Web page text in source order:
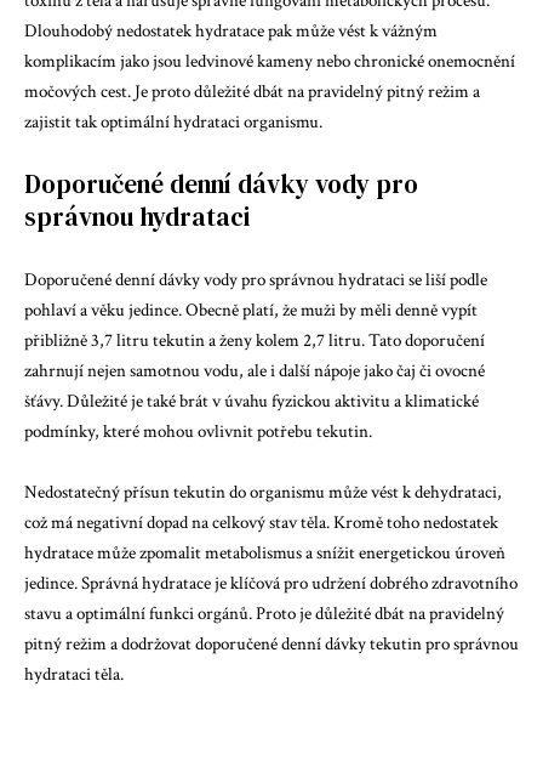
Dlouhodobý nedostatek hydratace pak může vést k vážným
komplikacím jako jsou ledvinové kameny nebo chronické onemocnění
močových cest. Je proto důležité dbát na pravidelný pitný režim a
zajistit tak optimální hydrataci organismu.
Doporučené denní dávky vody pro
správnou hydrataci
Doporučené denní dávky vody pro správnou hydrataci se liší podle
pohlaví a věku jedince. Obecně platí, že muži by měli denně vypít
přibližně 3,7 litru tekutin a ženy kolem 2,7 litru. Tato doporučení
zahrnují nejen samotnou vodu, ale i další nápoje jako čaj či ovocné
šťávy. Důležité je také brát v úvahu fyzickou aktivitu a klimatické
podmínky, které mohou ovlivnit potřebu tekutin.
Nedostatečný přísun tekutin do organismu může vést k dehydrataci,
což má negativní dopad na celkový stav těla. Kromě toho nedostatek
hydratace může zpomalit metabolismus a snížit energetickou úroveň
jedince. Správná hydratace je klíčová pro udržení dobrého zdravotního
stavu a optimální funkci orgánů. Proto je důležité dbát na pravidelný
pitný režim a dodržovat doporučené denní dávky tekutin pro správnou
hydrataci těla.